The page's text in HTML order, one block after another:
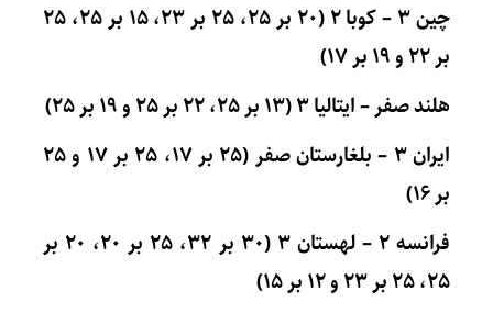
چین ۳ – کوبا ۲ (۲۰ بر ۲۵، ۲۵ بر ۲۳، ۱۵ بر ۲۵، ۲۵
بر ۲۲ و ۱۹ بر ۱۷)
هلند صفر – ایتالیا ۳ (۱۳ بر ۲۵، ۲۲ بر ۲۵ و ۱۹ بر ۲۵)
ایران ۳ – بلغارستان صفر (۲۵ بر ۱۷، ۲۵ بر ۱۷ و ۲۵
بر ۱۶)
فرانسه ۲ – لهستان ۳ (۳۰ بر ۳۲، ۲۵ بر ۲۰، ۲۰ بر
۲۵، ۲۵ بر ۲۳ و ۱۲ بر ۱۵)